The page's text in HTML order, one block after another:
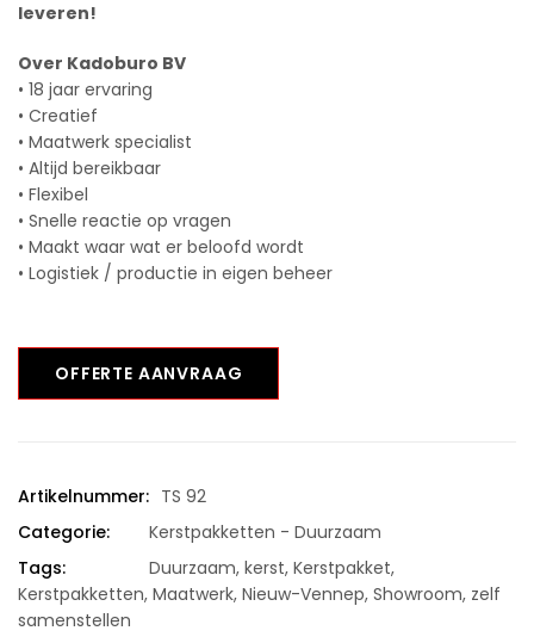
leveren!
Over Kadoburo BV
• 18 jaar ervaring
• Creatief
• Maatwerk specialist
• Altijd bereikbaar
• Flexibel
• Snelle reactie op vragen
• Maakt waar wat er beloofd wordt
• Logistiek / productie in eigen beheer
OFFERTE AANVRAAG
Artikelnummer: TS 92
Categorie:
Kerstpakketten - Duurzaam
Tags:
Duurzaam, kerst, Kerstpakket,
Kerstpakketten, Maatwerk, Nieuw-Vennep, Showroom, zelf
samenstellen